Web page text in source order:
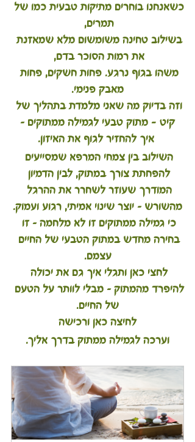
כשאנחנו בוחרים מתיקות טבעית כמו של
תמרים,
בשילוב טחינה משומשום מלא שמאזנת
את רמות הסוכר בדם,
משהו בגוף נרגע. פחות חשקים, פחות
מאבק פנימי.
וזה בדיוק מה שאני מלמדת בתהליך של
קיט - מתוק טבעי לגמילה ממתוקים –
השילוב בין צמחי המרפא שמסייעים
להפחתת צורך במתוק, לבין הדמיון
המודרך שעוזר לשחרר את ההרגל
מהשורש – יוצר שינוי אמיתי, רגוע ועמוק.
כי גמילה ממתוקים זו לא מלחמה – זו
בחירה מחדש במתוק הטבעי של החיים
עצמם.
לחצי כאן ותגלי איך גם את יכולה
להיפרד מהמתוק – מבלי לוותר על הטעם
של החיים.
לחיצה כאן ורכישה
וערכה לגמילה ממתוק בדרך אליך.